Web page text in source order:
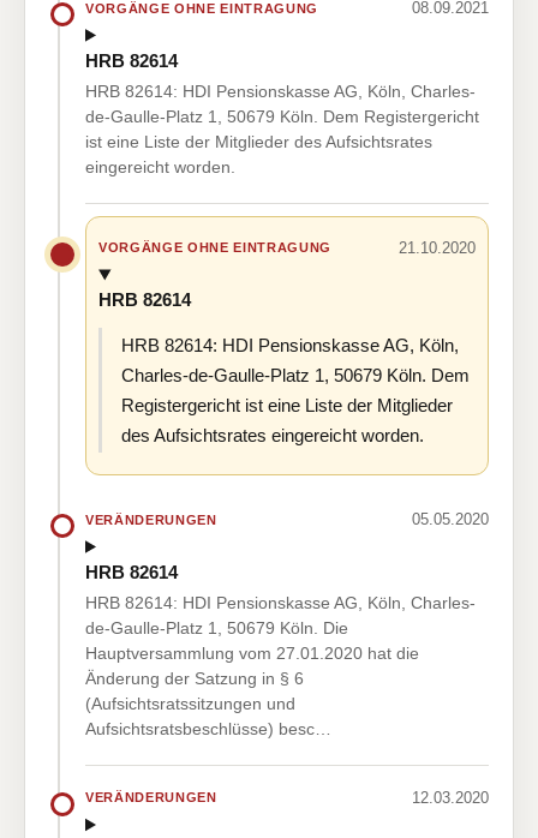
VORGÄNGE OHNE EINTRAGUNG 08.09.2021
HRB 82614
HRB 82614: HDI Pensionskasse AG, Köln, Charles-
de-Gaulle-Platz 1, 50679 Köln. Dem Registergericht
ist eine Liste der Mitglieder des Aufsichtsrates
eingereicht worden.
VORGÄNGE OHNE EINTRAGUNG 21.10.2020
HRB 82614
HRB 82614: HDI Pensionskasse AG, Köln,
Charles-de-Gaulle-Platz 1, 50679 Köln. Dem
Registergericht ist eine Liste der Mitglieder
des Aufsichtsrates eingereicht worden.
VERÄNDERUNGEN 05.05.2020
HRB 82614
HRB 82614: HDI Pensionskasse AG, Köln, Charles-
de-Gaulle-Platz 1, 50679 Köln. Die
Hauptversammlung vom 27.01.2020 hat die
Änderung der Satzung in § 6
(Aufsichtsratssitzungen und
Aufsichtsratsbeschlüsse) besc…
VERÄNDERUNGEN 12.03.2020